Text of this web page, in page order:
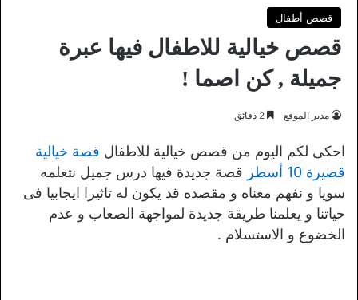
قصص أطفال
قصص خيالية للاطفال فيها عبرة
جميلة , كن اصما !
مدير الموقع
احكى لكم اليوم من قصص خيالية للاطفال قصة خيالية
قصيرة 10 أسطر
قصة جديدة فيها درس جميل نتعلمه
سويا و نفهم معناه و مقصده قد يكون له تاثيرا ايجابيا فى
حياتنا و يعلمنا طريقة جديدة لمواجهة الصعاب و عدم
الخضوع و الاستسلام .